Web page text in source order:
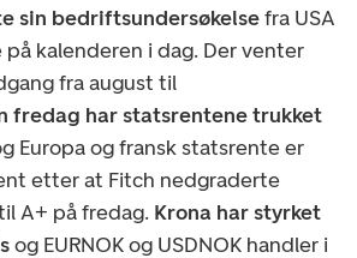
sin bedriftsundersøkelsefra USA
kalenderen i dag. Der venter
fra august til
fredag har statsrentene trukket
Europa og fransk statsrente er
etter at Fitch nedgraderte
A+ på fredag. Krona har styrket
og EURNOK og USDNOK handler i